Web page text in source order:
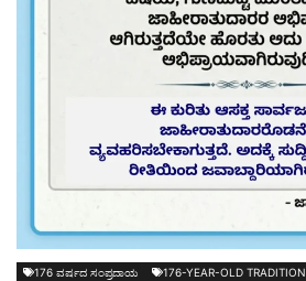
176 ವರ್ಷದ ಸಂಪ್ರದಾಯ 176-YEAR-OLD TRADITION